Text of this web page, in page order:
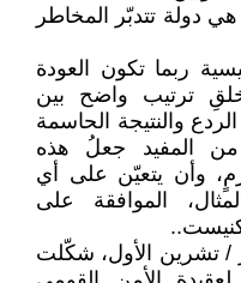
دولة تتدبّر المخاطر
ربما تكون العودة
ترتيب واضح بين
والنتيجة الحاسمة
من المفيد جعلُ هذه
وأن يتعيّن على أي
الموافقة على
أن أحداث 7 أوكتوبر / تشرين الأول، شكّلت